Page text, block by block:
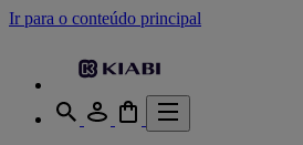
Ir para o conteúdo principal